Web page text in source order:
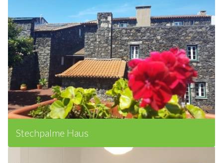
Stechpalme Haus